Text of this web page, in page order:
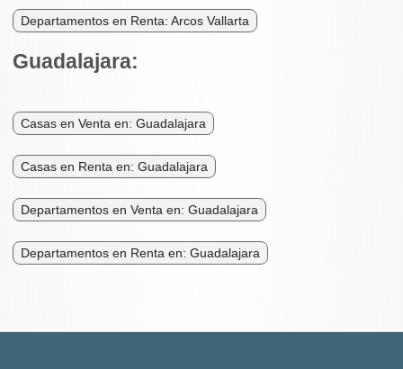
Departamentos en Renta: Arcos Vallarta
Guadalajara:
Casas en Venta en: Guadalajara
Casas en Renta en: Guadalajara
Departamentos en Venta en: Guadalajara
Departamentos en Renta en: Guadalajara